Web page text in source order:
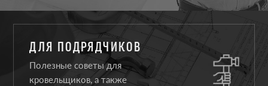
ДЛЯ ПОДРЯДЧИКОВ
Полезные советы для
кровельщиков, а также